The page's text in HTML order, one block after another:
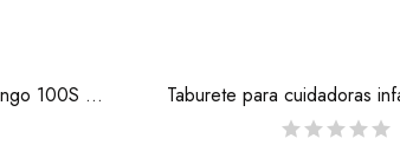
Silla juvenil adaptada Vela Tango 100S y 100ES